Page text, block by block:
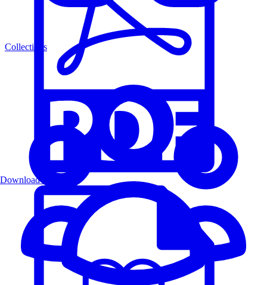
Collections
Download PDF